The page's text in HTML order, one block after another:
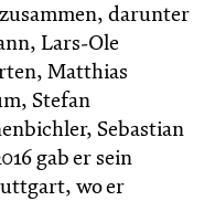
darunter
Lars-Ole
Matthias
Stefan
Sebastian
gab er sein
wo er